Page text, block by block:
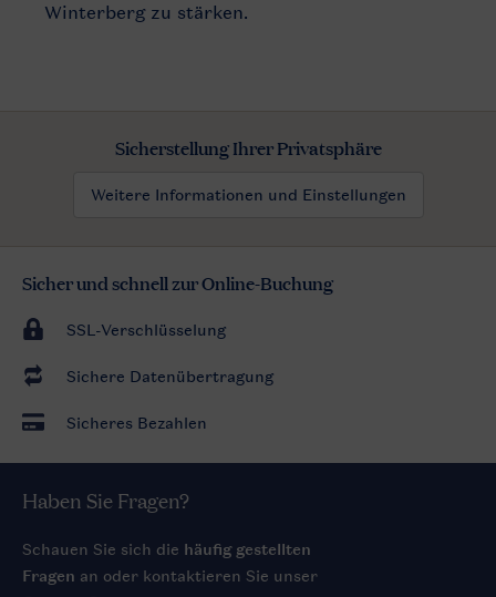
Winterberg zu stärken.
Sicherstellung Ihrer Privatsphäre
Weitere Informationen und Einstellungen
Sicher und schnell zur Online-Buchung
SSL-Verschlüsselung
Sichere Datenübertragung
Sicheres Bezahlen
Haben Sie Fragen?
Schauen Sie sich die häufig gestellten
Fragen an oder kontaktieren Sie unser